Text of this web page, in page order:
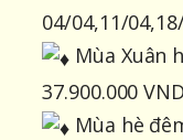
04/04,11/
Mùa Xuân
37.900.000 VND
Mùa hè